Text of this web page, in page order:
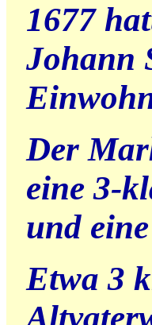
1677
Johann
Der
eine 3-
und
Etwa 3